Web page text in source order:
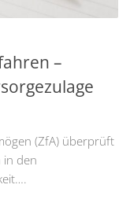
–
(ZfA) überprüft
in den